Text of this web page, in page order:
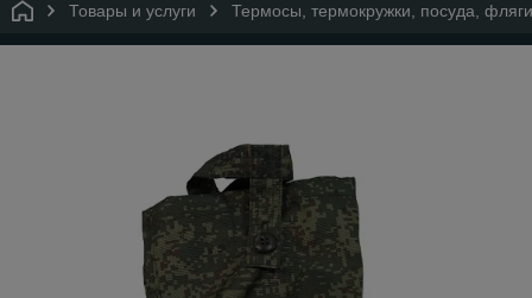
Товары и услуги Термосы, термокружки, посуда,